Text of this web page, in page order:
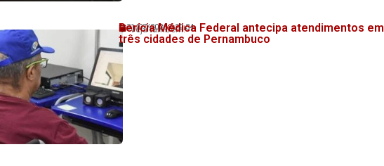
💬 Veja também!
31/07/2026 20:34
Perícia Médica Federal antecipa atendimentos em
três cidades de Pernambuco